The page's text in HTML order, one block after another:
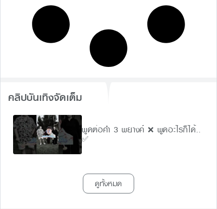
คลิปบันเทิงจัดเต็ม
พูดต่อคำ 3 พยางค์ ❌ พูดอะไรก็ได้..
✅
ดูทั้งหมด